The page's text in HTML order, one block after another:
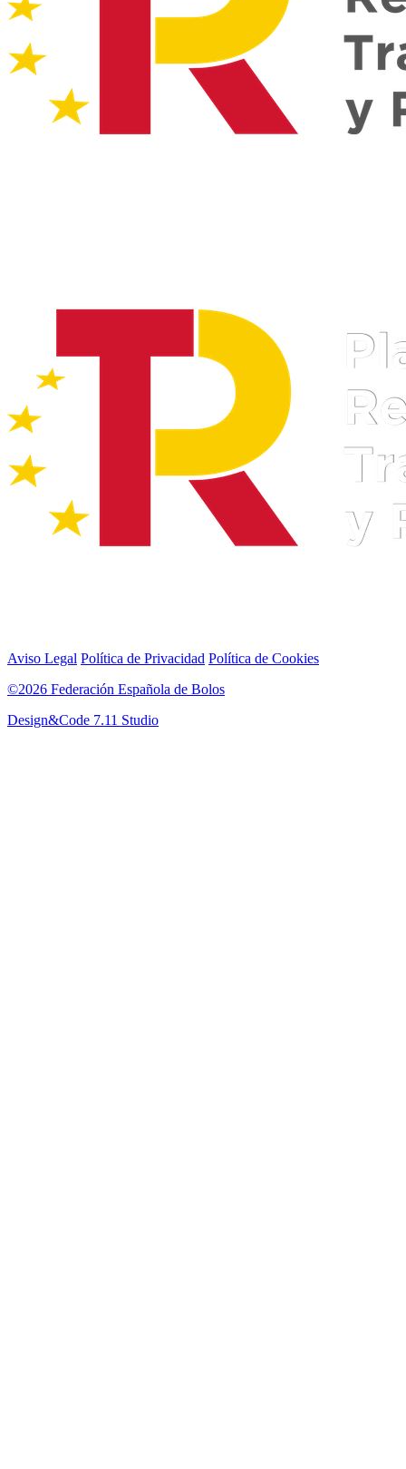
Aviso Legal Política de Privacidad Política de Cookies
©2026 Federación Española de Bolos
Design&Code 7.11 Studio